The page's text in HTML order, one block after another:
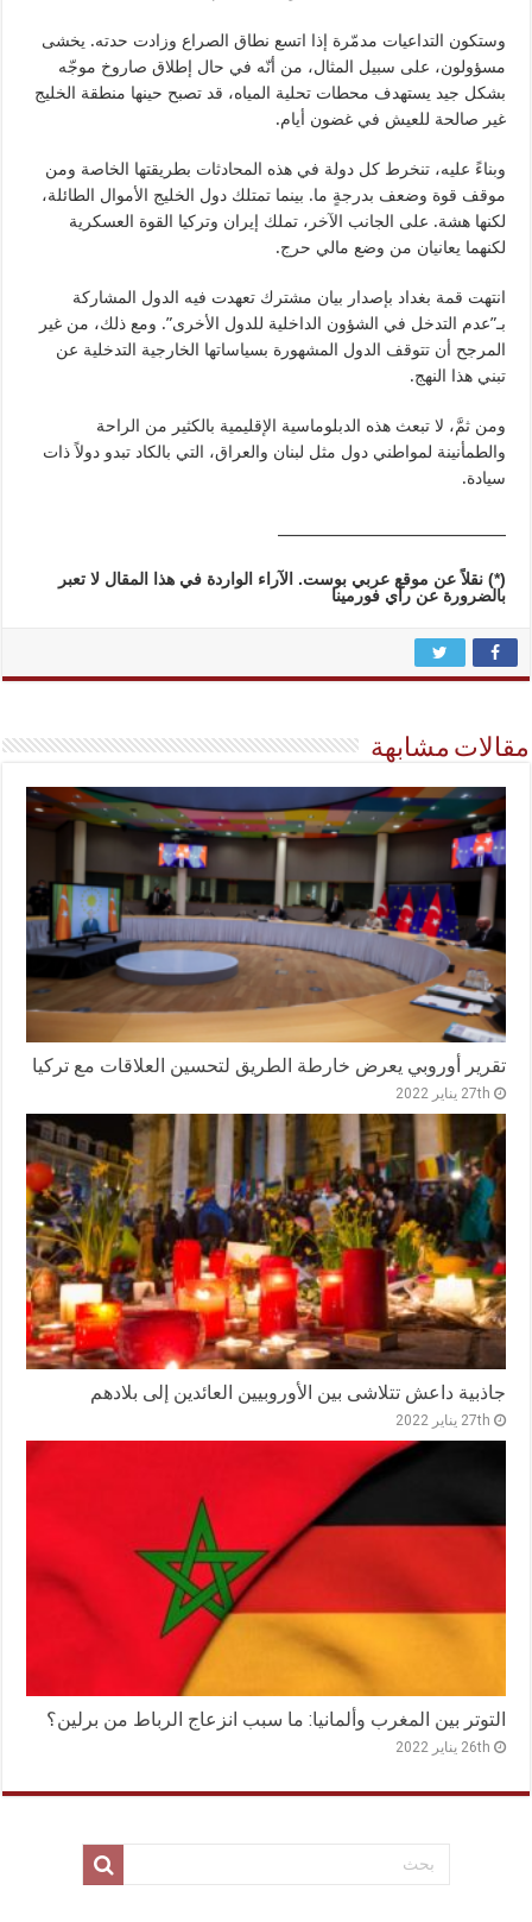
وستكون التداعيات مدمّرة إذا اتسع نطاق الصراع وزادت حدته. يخشى
مسؤولون، على سبيل المثال، من أنّه في حال إطلاق صاروخ موجّه
بشكل جيد يستهدف محطات تحلية المياه، قد تصبح حينها منطقة الخليج
غير صالحة للعيش في غضون أيام.
وبناءً عليه، تنخرط كل دولة في هذه المحادثات بطريقتها الخاصة ومن
موقف قوة وضعف بدرجةٍ ما. بينما تمتلك دول الخليج الأموال الطائلة،
لكنها هشة. على الجانب الآخر، تملك إيران وتركيا القوة العسكرية
لكنهما يعانيان من وضع مالي حرج.
انتهت قمة بغداد بإصدار بيان مشترك تعهدت فيه الدول المشاركة
بـ”عدم التدخل في الشؤون الداخلية للدول الأخرى”. ومع ذلك، من غير
المرجح أن تتوقف الدول المشهورة بسياساتها الخارجية التدخلية عن
تبني هذا النهج.
ومن ثمَّ، لا تبعث هذه الدبلوماسية الإقليمية بالكثير من الراحة
والطمأنينة لمواطني دول مثل لبنان والعراق، التي بالكاد تبدو دولاً ذات
سيادة.
(*)نقلاً عن موقع عربي بوست. الآراء الواردة في هذا المقال لا تعبر
بالضرورة عن رأي فورمينا
مقالات مشابهة
تقرير أوروبي يعرض خارطة الطريق لتحسين العلاقات مع تركيا
27th يناير 2022
جاذبية داعش تتلاشى بين الأوروبيين العائدين إلى بلادهم
27th يناير 2022
التوتر بين المغرب وألمانيا: ما سبب انزعاج الرباط من برلين؟
26th يناير 2022